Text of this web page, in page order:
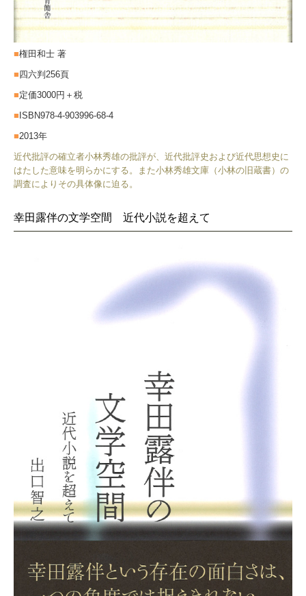
■権田和士 著
■四六判256頁
■定価3000円＋税
■ISBN978-4-903996-68-4
■2013年
近代批評の確立者小林秀雄の批評が、近代批評史および近代思想史に
はたした意味を明らかにする。また小林秀雄文庫（小林の旧蔵書）の
調査によりその具体像に迫る。
幸田露伴の文学空間 近代小説を超えて